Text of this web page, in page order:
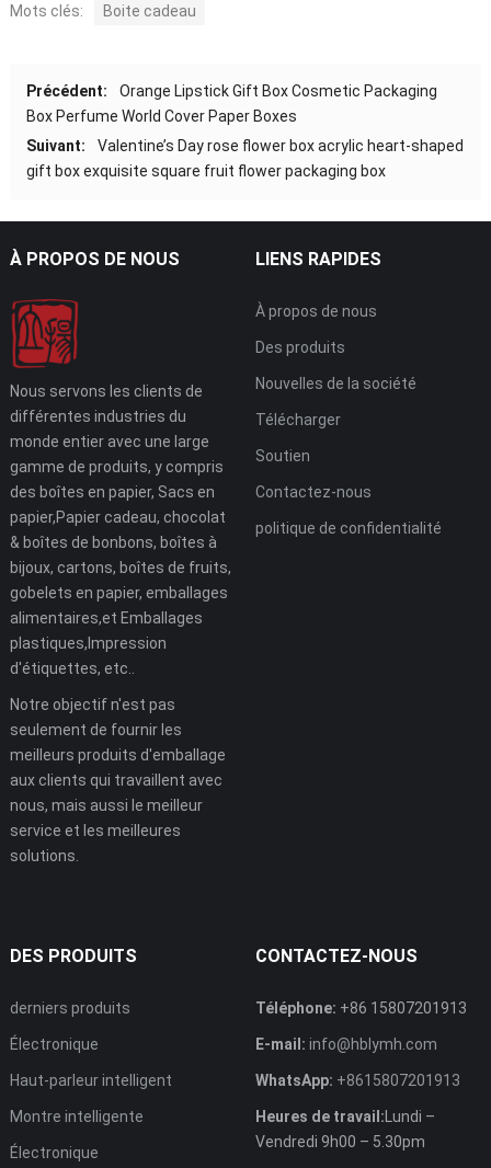
Mots clés: Boite cadeau
Précédent:
Orange Lipstick Gift Box Cosmetic Packaging
Box Perfume World Cover Paper Boxes
Suivant:
Valentine’s Day rose flower box acrylic heart-shaped
gift box exquisite square fruit flower packaging box
À PROPOS DE NOUS
Nous servons les clients de
différentes industries du
monde entier avec une large
gamme de produits, y compris
des boîtes en papier, Sacs en
papier,Papier cadeau, chocolat
& boîtes de bonbons, boîtes à
bijoux, cartons, boîtes de fruits,
gobelets en papier, emballages
alimentaires,et Emballages
plastiques,Impression
d'étiquettes, etc..
Notre objectif n'est pas
seulement de fournir les
meilleurs produits d'emballage
aux clients qui travaillent avec
nous, mais aussi le meilleur
service et les meilleures
solutions.
LIENS RAPIDES
À propos de nous
Des produits
Nouvelles de la société
Télécharger
Soutien
Contactez-nous
politique de confidentialité
DES PRODUITS
derniers produits
Électronique
Haut-parleur intelligent
Montre intelligente
Électronique
CONTACTEZ-NOUS
Téléphone: +86 15807201913
E-mail: info@hblymh.com
WhatsApp: +8615807201913
Heures de travail: Lundi –
Vendredi 9h00 – 5.30pm